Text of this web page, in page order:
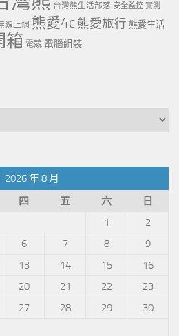
台灣熊生活部落 安全監控 實測
線上網 熊愛4c 熊愛旅行 熊愛生活
箱 電競 電腦組裝
2026 年 8 月
四 五 六
日
1
2
6 7 8
9
13 14 15
16
20 21 22
23
27 28 29
30